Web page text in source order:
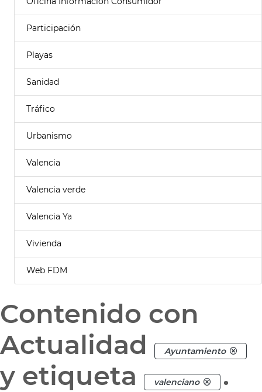
Participación
Playas
Sanidad
Tráfico
Urbanismo
Valencia
Valencia verde
Valencia Ya
Vivienda
Web FDM
Contenido con
Actualidad
Ayuntamiento
y etiqueta valenciano .